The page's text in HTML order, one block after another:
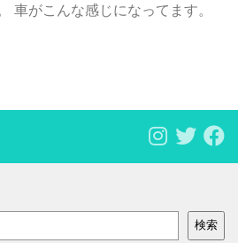
車がこんな感じになってます。
検索